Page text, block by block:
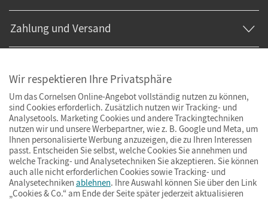
Zahlung und Versand
ImpressumAGBDatenschutzBarrierefreiheitCookies & Co.
Wir respektieren Ihre Privatsphäre
Um das Cornelsen Online-Angebot vollständig nutzen zu können,
sind Cookies erforderlich. Zusätzlich nutzen wir Tracking- und
Analysetools. Marketing Cookies und andere Trackingtechniken
nutzen wir und unsere Werbepartner, wie z. B. Google und Meta, um
Ihnen personalisierte Werbung anzuzeigen, die zu Ihren Interessen
passt. Entscheiden Sie selbst, welche Cookies Sie annehmen und
welche Tracking- und Analysetechniken Sie akzeptieren. Sie können
auch alle nicht erforderlichen Cookies sowie Tracking- und
Analysetechniken ablehnen. Ihre Auswahl können Sie über den Link
„Cookies & Co.“ am Ende der Seite später jederzeit aktualisieren